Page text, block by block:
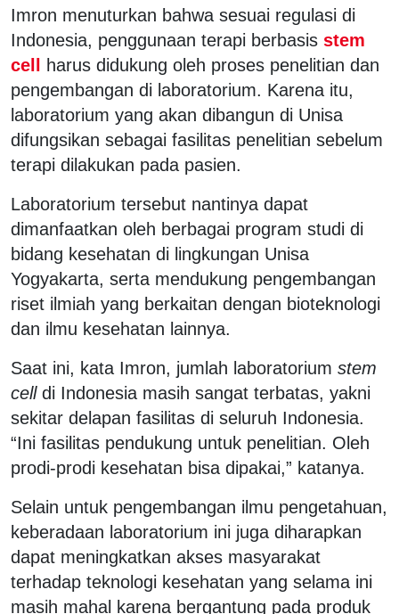
Imron menuturkan bahwa sesuai regulasi di
Indonesia, penggunaan terapi berbasis stem
cell
harus didukung oleh proses penelitian dan
pengembangan di laboratorium. Karena itu,
laboratorium yang akan dibangun di Unisa
difungsikan sebagai fasilitas penelitian sebelum
terapi dilakukan pada pasien.
Laboratorium tersebut nantinya dapat
dimanfaatkan oleh berbagai program studi di
bidang kesehatan di lingkungan Unisa
Yogyakarta, serta mendukung pengembangan
riset ilmiah yang berkaitan dengan bioteknologi
dan ilmu kesehatan lainnya.
Saat ini, kata Imron, jumlah laboratorium stem
celldi Indonesia masih sangat terbatas, yakni
sekitar delapan fasilitas di seluruh Indonesia.
“Ini fasilitas pendukung untuk penelitian. Oleh
prodi-prodi kesehatan bisa dipakai,” katanya.
Selain untuk pengembangan ilmu pengetahuan,
keberadaan laboratorium ini juga diharapkan
dapat meningkatkan akses masyarakat
terhadap teknologi kesehatan yang selama ini
masih mahal karena bergantung pada produk